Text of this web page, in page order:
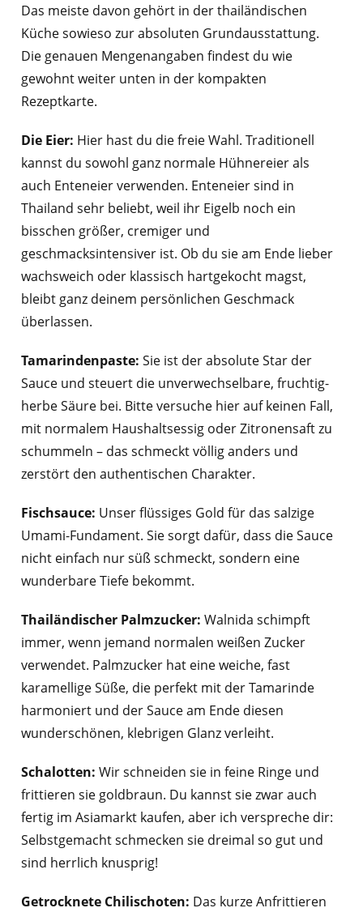
Das meiste davon gehört in der thailändischen
Küche sowieso zur absoluten Grundausstattung.
Die genauen Mengenangaben findest du wie
gewohnt weiter unten in der kompakten
Rezeptkarte.
Die Eier: Hier hast du die freie Wahl. Traditionell
kannst du sowohl ganz normale Hühnereier als
auch Enteneier verwenden. Enteneier sind in
Thailand sehr beliebt, weil ihr Eigelb noch ein
bisschen größer, cremiger und
geschmacksintensiver ist. Ob du sie am Ende lieber
wachsweich oder klassisch hartgekocht magst,
bleibt ganz deinem persönlichen Geschmack
überlassen.
Tamarindenpaste: Sie ist der absolute Star der
Sauce und steuert die unverwechselbare, fruchtig-
herbe Säure bei. Bitte versuche hier auf keinen Fall,
mit normalem Haushaltsessig oder Zitronensaft zu
schummeln – das schmeckt völlig anders und
zerstört den authentischen Charakter.
Fischsauce: Unser flüssiges Gold für das salzige
Umami-Fundament. Sie sorgt dafür, dass die Sauce
nicht einfach nur süß schmeckt, sondern eine
wunderbare Tiefe bekommt.
Thailändischer Palmzucker: Walnida schimpft
immer, wenn jemand normalen weißen Zucker
verwendet. Palmzucker hat eine weiche, fast
karamellige Süße, die perfekt mit der Tamarinde
harmoniert und der Sauce am Ende diesen
wunderschönen, klebrigen Glanz verleiht.
Schalotten: Wir schneiden sie in feine Ringe und
frittieren sie goldbraun. Du kannst sie zwar auch
fertig im Asiamarkt kaufen, aber ich verspreche dir:
Selbstgemacht schmecken sie dreimal so gut und
sind herrlich knusprig!
Getrocknete Chilischoten: Das kurze Anfrittieren